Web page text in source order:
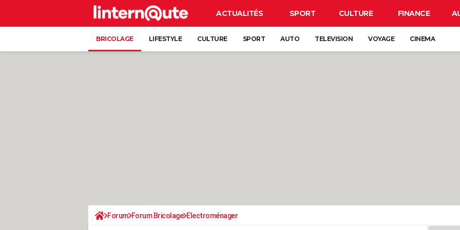
ACTUALITÉS SPORT CULTURE FINANCE
BRICOLAGE LIFESTYLE CULTURE SPORT AUTO TELEVISION VOYAGE CINEMA
Forum Forum Bricolage Electroménager